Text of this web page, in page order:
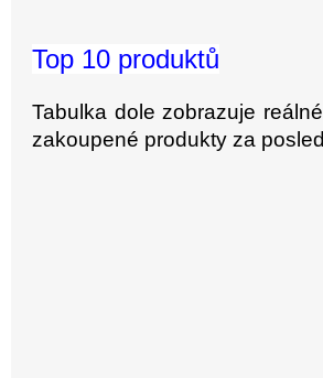
Top 10 produktů
Tabulka dole zobrazuje
zakoupené produkty za